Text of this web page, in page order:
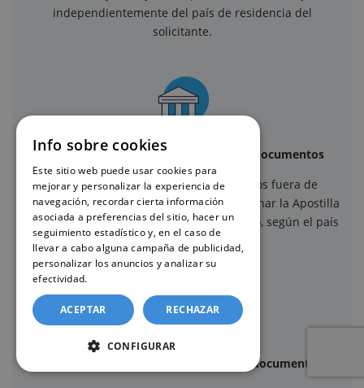
independientemente del país de residencia del
solicitante.
Apostilla de La Haya y legalización de documentos
Cuando el certificado debe surtir efectos fuera de
España, ofrecemos la posibilidad de gestionar la Apostilla
de La Haya o la legalización del documento, según el país
de destino.
Experiencia, confidencialidad y rigor documental
Info sobre cookies
Este sitio web puede usar cookies para
mejorar y personalizar la experiencia de
navegación, recordar cierta información
asociada a preferencias del sitio, hacer un
seguimiento estadístico y, en el caso de
llevar a cabo alguna campaña de publicidad,
personalizar los anuncios y analizar su
efectividad.
ACEPTAR RECHAZAR
CONFIGURAR